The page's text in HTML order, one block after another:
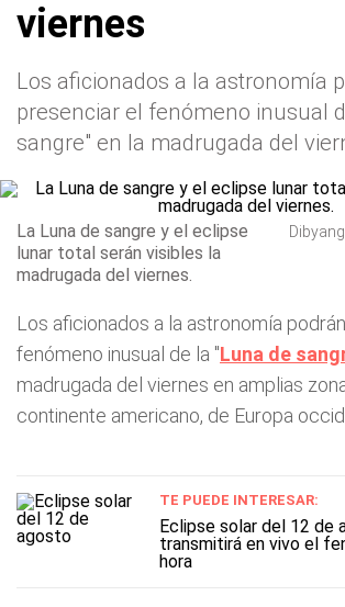
viernes
Los aficionados a la astronomía
presenciar el fenómeno inusual
sangre" en la madrugada del
La Luna de sangre y el eclipse
lunar total serán visibles la
madrugada del viernes.
Los aficionados a la astronomía
fenómeno inusual de la "Luna de
madrugada del viernes en amplias
continente americano, de Europa
TE PUEDE INTERESAR:
Eclipse solar del 12 de
transmitirá en vivo el
hora